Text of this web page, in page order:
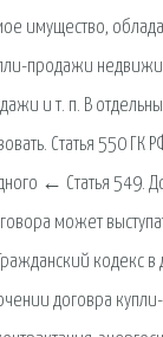
иму­щество,
продажи
и т. п. В
Статья 550
← Статья 549.
может
кодекс в
договра